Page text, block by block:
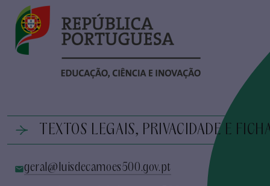
TEXTOS LEGAIS, PRIVACIDADE E
geral@luisdecamoes500.gov.pt